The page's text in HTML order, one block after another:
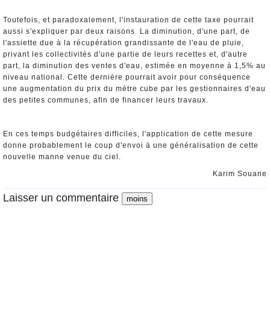
Toutefois, et paradoxalement, l'instauration de cette taxe pourrait
aussi s'expliquer par deux raisons. La diminution, d'une part, de
l'assiette due à la récupération grandissante de l'eau de pluie,
privant les collectivités d'une partie de leurs recettes et, d'autre
part, la diminution des ventes d'eau, estimée en moyenne à 1,5% au
niveau national. Cette dernière pourrait avoir pour conséquence
une augmentation du prix du mètre cube par les gestionnaires d'eau
des petites communes, afin de financer leurs travaux.
En ces temps budgétaires difficiles, l'application de cette mesure
donne probablement le coup d'envoi à une généralisation de cette
nouvelle manne venue du ciel.
Karim Souane
Laisser un commentaire